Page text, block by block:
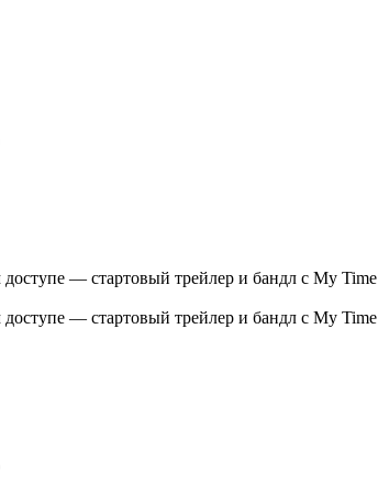
— стартовый трейлер и бандл с My Time
— стартовый трейлер и бандл с My Time